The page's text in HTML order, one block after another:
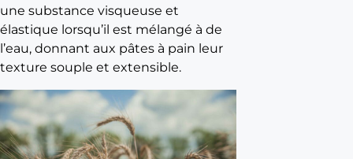
m
t
r
d
e
une substance visqueuse et
élastique lorsqu’il est mélangé à de
l’eau, donnant aux pâtes à pain leur
texture souple et extensible.